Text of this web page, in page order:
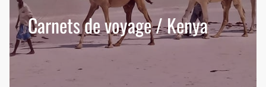
Carnets de voyage / Kenya